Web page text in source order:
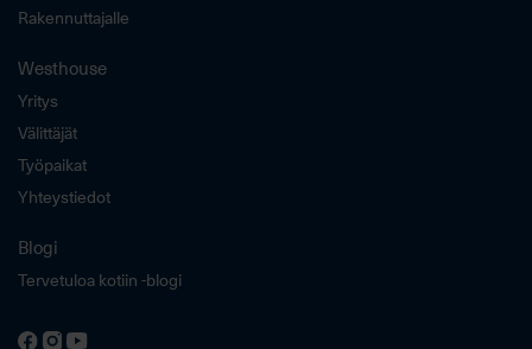
Rakennuttajalle
Westhouse
Yritys
Välittäjät
Työpaikat
Yhteystiedot
Blogi
Tervetuloa kotiin -blogi